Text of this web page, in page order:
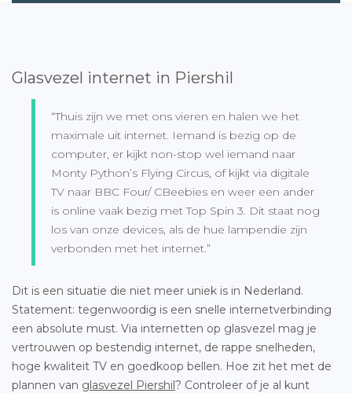
Glasvezel internet in Piershil
“Thuis zijn we met ons vieren en halen we het
maximale uit internet. Iemand is bezig op de
computer, er kijkt non-stop wel iemand naar
Monty Python’s Flying Circus, of kijkt via digitale
TV naar BBC Four/ CBeebies en weer een ander
is online vaak bezig met Top Spin 3. Dit staat nog
los van onze devices, als de hue lampendie zijn
verbonden met het internet.”
Dit is een situatie die niet meer uniek is in Nederland.
Statement: tegenwoordig is een snelle internetverbinding
een absolute must. Via internetten op glasvezel mag je
vertrouwen op bestendig internet, de rappe snelheden,
hoge kwaliteit TV en goedkoop bellen. Hoe zit het met de
plannen van glasvezel Piershil? Controleer of je al kunt